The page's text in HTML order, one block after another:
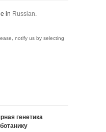
in Russian.
notify us by selecting
генетика